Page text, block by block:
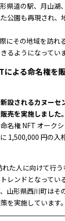
県道の駅、月山湖
公園も再現され、
にその地域を訪れ
るようになっていま
による命名権を
新設されるカヌーセ
売を実施しました。
名権 NFT オーク
1,500,000 円の入
た人に向けて行
レンドとなってい
山形県西川町はそ
を実施しています。